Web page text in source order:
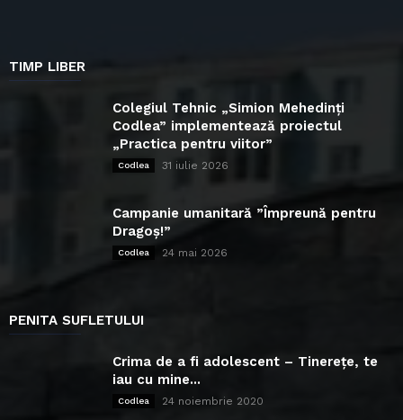
TIMP LIBER
Colegiul Tehnic „Simion Mehedinți
Codlea” implementează proiectul
„Practica pentru viitor”
Codlea 31 iulie 2026
Campanie umanitară ”Împreună pentru
Dragoș!”
Codlea 24 mai 2026
PENITA SUFLETULUI
Crima de a fi adolescent – Tinerețe, te
iau cu mine...
Codlea 24 noiembrie 2020